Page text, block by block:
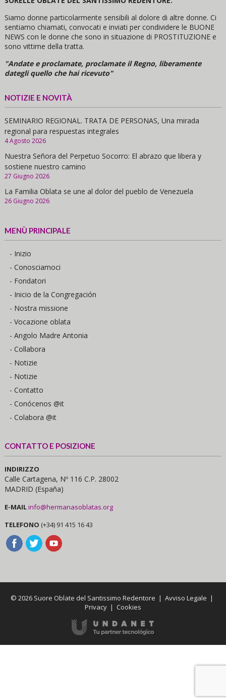
Siamo donne particolarmente sensibili al dolore di altre donne. Ci
sentiamo chiamati, convocati e inviati per condividere le BUONE
NEWS con le donne che sono in situazione di PROSTITUZIONE e
sono vittime della tratta.
"Andate e proclamate, proclamate il Regno, liberamente
dategli quello che hai ricevuto"
NOTIZIE E NOVITÀ
SEMINARIO REGIONAL. TRATA DE PERSONAS, Una mirada
regional para respuestas integrales
4 Agosto 2026
Nuestra Señora del Perpetuo Socorro: El abrazo que libera y
sostiene nuestro camino
27 Giugno 2026
La Familia Oblata se une al dolor del pueblo de Venezuela
26 Giugno 2026
MENÙ PRINCIPALE
- Inizio
- Conosciamoci
- Fondatori
- Inicio de la Congregación
- Nostra missione
- Vocazione oblata
- Angolo Madre Antonia
- Collabora
- Notizie
- Notizie
- Contatto
- Conócenos @it
- Colabora @it
CONTATTO E POSIZIONE
INDIRIZZO
Calle Cartagena, Nº 116 C.P. 28002
MADRID (España)
E-MAILinfo@hermanasoblatas.org
TELEFONO (+34) 91 415 16 43
© 2026 Suore Oblate del Santissimo Redentore |Avviso Legale |
Privacy| Cookies